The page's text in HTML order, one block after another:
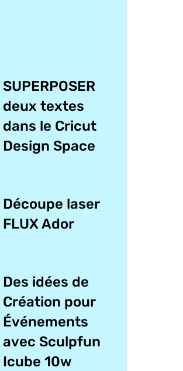
SUPERPOSER
deux textes
dans le Cricut
Design Space
Découpe laser
FLUX Ador
Des idées de
Création pour
Événements
avec Sculpfun
Icube 10w